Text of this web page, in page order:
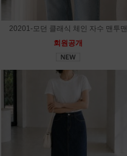
20201-모던 클래식 체인 자수 맨투맨
회원공개